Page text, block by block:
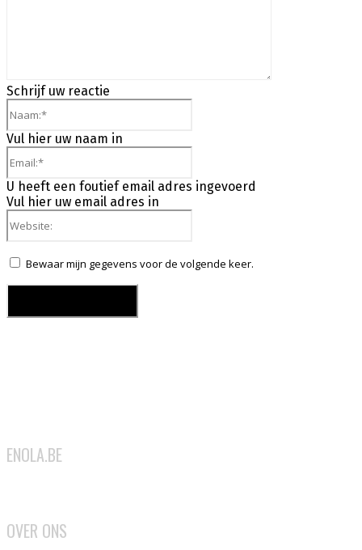
Schrijf uw reactie
Vul hier uw naam in
U heeft een foutief email adres ingevoerd
Vul hier uw email adres in
Bewaar mijn gegevens voor de volgende keer.
ENOLA.BE
OVER ONS